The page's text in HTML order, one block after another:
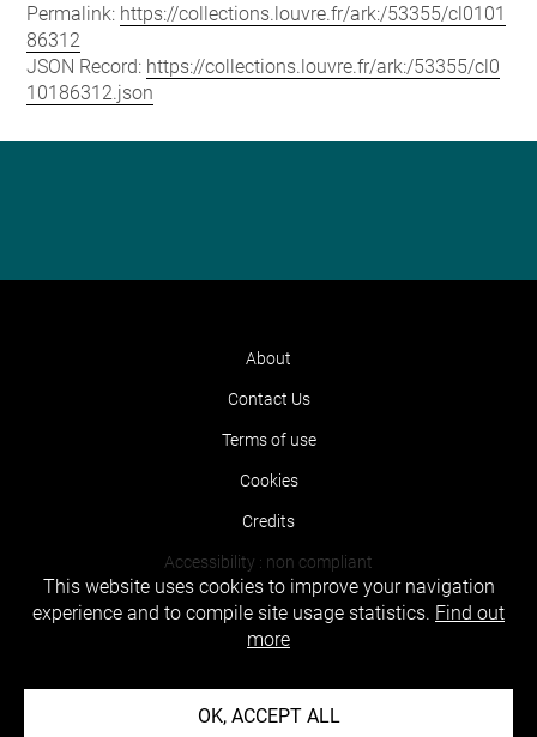
Permalink: https://collections.louvre.fr/ark:/53355/cl0101
86312
JSON Record: https://collections.louvre.fr/ark:/53355/cl0
10186312.json
About
Contact Us
Terms of use
Cookies
Credits
Accessibility : non compliant
This website uses cookies to improve your navigation
experience and to compile site usage statistics. Find out
more
OK, ACCEPT ALL